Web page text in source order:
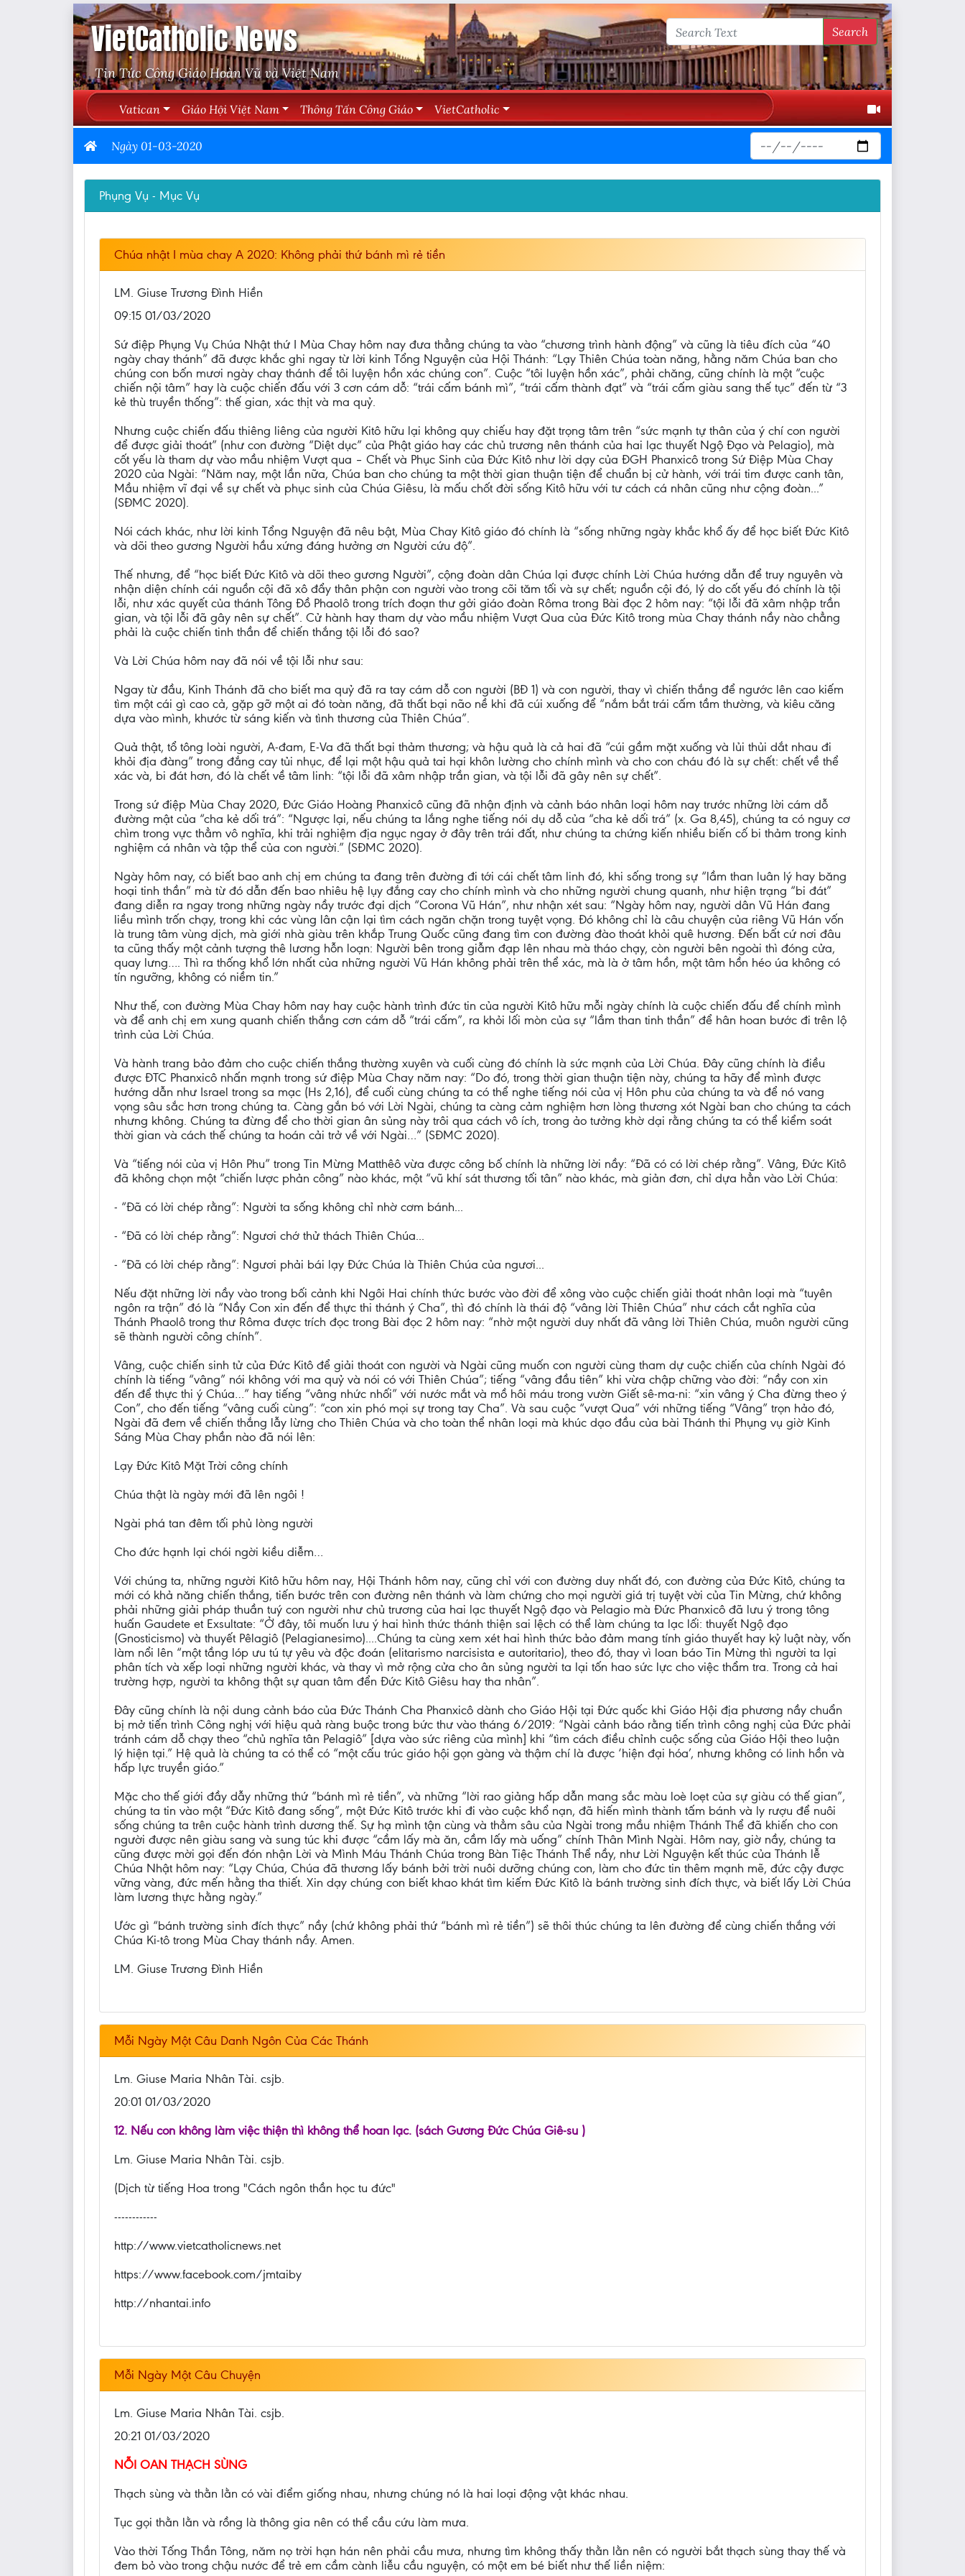
VietCatholic News
Tin Tức Công Giáo Hoàn Vũ và Việt Nam
Search
Vatican Giáo Hội Việt Nam Thông Tấn Công Giáo VietCatholic
Ngày 01-03-2020
Phụng Vụ - Mục Vụ
Chúa nhật I mùa chay A 2020: Không phải thứ bánh mì rẻ tiền
LM. Giuse Trương Đình Hiền
09:15 01/03/2020
Sứ điệp Phụng Vụ Chúa Nhật thứ I Mùa Chay hôm nay đưa thẳng chúng ta vào “chương trình hành động” và cũng là tiêu đích của “40
ngày chay thánh” đã được khắc ghi ngay từ lời kinh Tổng Nguyện của Hội Thánh: “Lạy Thiên Chúa toàn năng, hằng năm Chúa ban cho
chúng con bốn mươi ngày chay thánh để tôi luyện hồn xác chúng con”. Cuộc “tôi luyện hồn xác”, phải chăng, cũng chính là một “cuộc
chiến nội tâm” hay là cuộc chiến đấu với 3 cơn cám dỗ: “trái cấm bánh mì”, “trái cấm thành đạt” và “trái cấm giàu sang thế tục” đến từ “3
kẻ thù truyền thống”: thế gian, xác thịt và ma quỷ.
Nhưng cuộc chiến đấu thiêng liêng của người Kitô hữu lại không quy chiếu hay đặt trọng tâm trên “sức mạnh tự thân của ý chí con người
để được giải thoát” (như con đường “Diệt dục” của Phật giáo hay các chủ trương nên thánh của hai lạc thuyết Ngộ Đạo và Pelagio), mà
cốt yếu là tham dự vào mầu nhiệm Vượt qua – Chết và Phục Sinh của Đức Kitô như lời dạy của ĐGH Phanxicô trong Sứ Điệp Mùa Chay
2020 của Ngài: “Năm nay, một lần nữa, Chúa ban cho chúng ta một thời gian thuận tiện để chuẩn bị cử hành, với trái tim được canh tân,
Mầu nhiệm vĩ đại về sự chết và phục sinh của Chúa Giêsu, là mấu chốt đời sống Kitô hữu với tư cách cá nhân cũng như cộng đoàn...”
(SĐMC 2020).
Nói cách khác, như lời kinh Tổng Nguyện đã nêu bật, Mùa Chay Kitô giáo đó chính là “sống những ngày khắc khổ ấy để học biết Đức Kitô
và dõi theo gương Người hầu xứng đáng hưởng ơn Người cứu độ”.
Thế nhưng, để “học biết Đức Kitô và dõi theo gương Người”, cộng đoàn dân Chúa lại được chính Lời Chúa hướng dẫn để truy nguyên và
nhận diện chính cái nguồn cội đã xô đẩy thân phận con người vào trong cõi tăm tối và sự chết; nguồn cội đó, lý do cốt yếu đó chính là tội
lỗi, như xác quyết của thánh Tông Đồ Phaolô trong trích đoạn thư gởi giáo đoàn Rôma trong Bài đọc 2 hôm nay: “tội lỗi đã xâm nhập trần
gian, và tội lỗi đã gây nên sự chết”. Cử hành hay tham dự vào mầu nhiệm Vượt Qua của Đức Kitô trong mùa Chay thánh nầy nào chẳng
phải là cuộc chiến tinh thần để chiến thắng tội lỗi đó sao?
Và Lời Chúa hôm nay đã nói về tội lỗi như sau:
Ngay từ đầu, Kinh Thánh đã cho biết ma quỷ đã ra tay cám dỗ con người (BĐ 1) và con người, thay vì chiến thắng để ngước lên cao kiếm
tìm một cái gì cao cả, gặp gỡ một ai đó toàn năng, đã thất bại não nề khi đã cúi xuống để “nắm bắt trái cấm tầm thường, và kiêu căng
dựa vào mình, khước từ sáng kiến và tình thương của Thiên Chúa”.
Quả thật, tổ tông loài người, A-đam, E-Va đã thất bại thảm thương; và hậu quả là cả hai đã “cúi gầm mặt xuống và lủi thủi dắt nhau đi
khỏi địa đàng” trong đắng cay tủi nhục, để lại một hậu quả tai hại khôn lường cho chính mình và cho con cháu đó là sự chết: chết về thể
xác và, bi đát hơn, đó là chết về tâm linh: “tội lỗi đã xâm nhập trần gian, và tội lỗi đã gây nên sự chết”.
Trong sứ điệp Mùa Chay 2020, Đức Giáo Hoàng Phanxicô cũng đã nhận định và cảnh báo nhân loại hôm nay trước những lời cám dỗ
đường mật của “cha kẻ dối trá”: “Ngược lại, nếu chúng ta lắng nghe tiếng nói dụ dỗ của “cha kẻ dối trá” (x. Ga 8,45), chúng ta có nguy cơ
chìm trong vực thẳm vô nghĩa, khi trải nghiệm địa ngục ngay ở đây trên trái đất, như chúng ta chứng kiến nhiều biến cố bi thảm trong kinh
nghiệm cá nhân và tập thể của con người.” (SĐMC 2020).
Ngày hôm nay, có biết bao anh chị em chúng ta đang trên đường đi tới cái chết tâm linh đó, khi sống trong sự “lầm than luân lý hay băng
hoại tinh thần” mà từ đó dẫn đến bao nhiêu hệ lụy đắng cay cho chính mình và cho những người chung quanh, như hiện trạng “bi đát”
đang diễn ra ngay trong những ngày nầy trước đại dịch “Corona Vũ Hán”, như nhận xét sau: “Ngày hôm nay, người dân Vũ Hán đang
liều mình trốn chạy, trong khi các vùng lân cận lại tìm cách ngăn chặn trong tuyệt vọng. Đó không chỉ là câu chuyện của riêng Vũ Hán vốn
là trung tâm vùng dịch, mà giới nhà giàu trên khắp Trung Quốc cũng đang tìm con đường đào thoát khỏi quê hương. Đến bất cứ nơi đâu
ta cũng thấy một cảnh tượng thê lương hỗn loạn: Người bên trong giẫm đạp lên nhau mà tháo chạy, còn người bên ngoài thì đóng cửa,
quay lưng…. Thì ra thống khổ lớn nhất của những người Vũ Hán không phải trên thể xác, mà là ở tâm hồn, một tâm hồn héo úa không có
tín ngưỡng, không có niềm tin.”
Như thế, con đường Mùa Chay hôm nay hay cuộc hành trình đức tin của người Kitô hữu mỗi ngày chính là cuộc chiến đấu để chính mình
và để anh chị em xung quanh chiến thắng cơn cám dỗ “trái cấm”, ra khỏi lối mòn của sự “lầm than tinh thần” để hân hoan bước đi trên lộ
trình của Lời Chúa.
Và hành trang bảo đảm cho cuộc chiến thắng thường xuyên và cuối cùng đó chính là sức mạnh của Lời Chúa. Đây cũng chính là điều
được ĐTC Phanxicô nhấn mạnh trong sứ điệp Mùa Chay năm nay: “Do đó, trong thời gian thuận tiện này, chúng ta hãy để mình được
hướng dẫn như Israel trong sa mạc (Hs 2,16), để cuối cùng chúng ta có thể nghe tiếng nói của vị Hôn phu của chúng ta và để nó vang
vọng sâu sắc hơn trong chúng ta. Càng gắn bó với Lời Ngài, chúng ta càng cảm nghiệm hơn lòng thương xót Ngài ban cho chúng ta cách
nhưng không. Chúng ta đừng để cho thời gian ân sủng này trôi qua cách vô ích, trong ảo tưởng khờ dại rằng chúng ta có thể kiểm soát
thời gian và cách thế chúng ta hoán cải trở về với Ngài…” (SĐMC 2020).
Và “tiếng nói của vị Hôn Phu” trong Tin Mừng Matthêô vừa được công bố chính là những lời nầy: “Đã có có lời chép rằng”. Vâng, Đức Kitô
đã không chọn một “chiến lược phản công” nào khác, một “vũ khí sát thương tối tân” nào khác, mà giản đơn, chỉ dựa hẳn vào Lời Chúa:
- “Đã có lời chép rằng”: Người ta sống không chỉ nhờ cơm bánh...
- “Đã có lời chép rằng”: Ngươi chớ thử thách Thiên Chúa...
- “Đã có lời chép rằng”: Ngươi phải bái lạy Đức Chúa là Thiên Chúa của ngươi...
Nếu đặt những lời nầy vào trong bối cảnh khi Ngôi Hai chính thức bước vào đời để xông vào cuộc chiến giải thoát nhân loại mà “tuyên
ngôn ra trận” đó là “Nầy Con xin đến để thực thi thánh ý Cha”, thì đó chính là thái độ “vâng lời Thiên Chúa” như cách cắt nghĩa của
Thánh Phaolô trong thư Rôma được trích đọc trong Bài đọc 2 hôm nay: “nhờ một người duy nhất đã vâng lời Thiên Chúa, muôn người cũng
sẽ thành người công chính”.
Vâng, cuộc chiến sinh tử của Đức Kitô để giải thoát con người và Ngài cũng muốn con người cùng tham dự cuộc chiến của chính Ngài đó
chính là tiếng “vâng” nói không với ma quỷ và nói có với Thiên Chúa”; tiếng “vâng đầu tiên” khi vừa chập chững vào đời: “nầy con xin
đến để thực thi ý Chúa…” hay tiếng “vâng nhức nhối” với nước mắt và mồ hôi máu trong vườn Giết sê-ma-ni: “xin vâng ý Cha đừng theo ý
Con”, cho đến tiếng “vâng cuối cùng”: “con xin phó mọi sự trong tay Cha”. Và sau cuộc “vượt Qua” với những tiếng “Vâng” trọn hảo đó,
Ngài đã đem về chiến thắng lẫy lừng cho Thiên Chúa và cho toàn thể nhân loại mà khúc dạo đầu của bài Thánh thi Phụng vụ giờ Kinh
Sáng Mùa Chay phần nào đã nói lên:
Lạy Đức Kitô Mặt Trời công chính
Chúa thật là ngày mới đã lên ngôi !
Ngài phá tan đêm tối phủ lòng người
Cho đức hạnh lại chói ngời kiều diễm…
Với chúng ta, những người Kitô hữu hôm nay, Hội Thánh hôm nay, cũng chỉ với con đường duy nhất đó, con đường của Đức Kitô, chúng ta
mới có khả năng chiến thắng, tiến bước trên con đường nên thánh và làm chứng cho mọi người giá trị tuyệt vời của Tin Mừng, chứ không
phải những giải pháp thuần tuý con người như chủ trương của hai lạc thuyết Ngộ đạo và Pelagio mà Đức Phanxicô đã lưu ý trong tông
huấn Gaudete et Exsultate: “Ở đây, tôi muốn lưu ý hai hình thức thánh thiện sai lệch có thể làm chúng ta lạc lối: thuyết Ngộ đạo
(Gnosticismo) và thuyết Pêlagiô (Pelagianesimo)....Chúng ta cùng xem xét hai hình thức bảo đảm mang tính giáo thuyết hay kỷ luật này, vốn
làm nổi lên “một tầng lóp ưu tú tự yêu và độc đoán (elitarismo narcisista e autoritario), theo đó, thay vì loan báo Tin Mừng thì người ta lại
phân tích và xếp loại những người khác, và thay vì mở rộng cửa cho ân sủng người ta lại tốn hao sức lực cho việc thẩm tra. Trong cả hai
trường hợp, người ta không thật sự quan tâm đển Đức Kitô Giêsu hay tha nhân”.
Đây cũng chính là nội dung cảnh báo của Đức Thánh Cha Phanxicô dành cho Giáo Hội tại Đức quốc khi Giáo Hội địa phương nầy chuẩn
bị mở tiến trình Công nghị với hiệu quả ràng buộc trong bức thư vào tháng 6/2019: “Ngài cảnh báo rằng tiến trình công nghị của Đức phải
tránh cám dỗ chạy theo “chủ nghĩa tân Pelagiô” [dựa vào sức riêng của mình] khi “tìm cách điều chỉnh cuộc sống của Giáo Hội theo luận
lý hiện tại.” Hệ quả là chúng ta có thể có “một cấu trúc giáo hội gọn gàng và thậm chí là được ‘hiện đại hóa’, nhưng không có linh hồn và
hấp lực truyền giáo.”
Mặc cho thế giới đầy dẫy những thứ “bánh mì rẻ tiền”, và những “lời rao giảng hấp dẫn mang sắc màu loè loẹt của sự giàu có thế gian”,
chúng ta tin vào một “Đức Kitô đang sống”, một Đức Kitô trước khi đi vào cuộc khổ nạn, đã hiến mình thành tấm bánh và ly rượu để nuôi
sống chúng ta trên cuộc hành trình dương thế. Sự hạ mình tận cùng và thẳm sâu của Ngài trong mầu nhiệm Thánh Thể đã khiến cho con
người được nên giàu sang và sung túc khi được “cầm lấy mà ăn, cầm lấy mà uống” chính Thân Mình Ngài. Hôm nay, giờ nầy, chúng ta
cũng được mời gọi đến đón nhận Lời và Mình Máu Thánh Chúa trong Bàn Tiệc Thánh Thể nầy, như Lời Nguyện kết thúc của Thánh lễ
Chúa Nhật hôm nay: “Lạy Chúa, Chúa đã thương lấy bánh bởi trời nuôi dưỡng chúng con, làm cho đức tin thêm mạnh mẽ, đức cậy được
vững vàng, đức mến hằng tha thiết. Xin dạy chúng con biết khao khát tìm kiếm Đức Kitô là bánh trường sinh đích thực, và biết lấy Lời Chúa
làm lương thực hằng ngày.”
Ước gì “bánh trường sinh đích thực” nầy (chứ không phải thứ “bánh mì rẻ tiền”) sẽ thôi thúc chúng ta lên đường để cùng chiến thắng với
Chúa Ki-tô trong Mùa Chay thánh nầy. Amen.
LM. Giuse Trương Đình Hiền
Mỗi Ngày Một Câu Danh Ngôn Của Các Thánh
Lm. Giuse Maria Nhân Tài. csjb.
20:01 01/03/2020
12. Nếu con không làm việc thiện thì không thể hoan lạc. (sách Gương Đức Chúa Giê-su )
Lm. Giuse Maria Nhân Tài. csjb.
(Dịch từ tiếng Hoa trong "Cách ngôn thần học tu đức"
------------
http://www.vietcatholicnews.net
https://www.facebook.com/jmtaiby
http://nhantai.info
Mỗi Ngày Một Câu Chuyện
Lm. Giuse Maria Nhân Tài. csjb.
20:21 01/03/2020
NỖI OAN THẠCH SÙNG
Thạch sùng và thằn lằn có vài điểm giống nhau, nhưng chúng nó là hai loại động vật khác nhau.
Tục gọi thằn lằn và rồng là thông gia nên có thể cầu cứu làm mưa.
Vào thời Tống Thần Tông, năm nọ trời hạn hán nên phải cầu mưa, nhưng tìm không thấy thằn lằn nên có người bắt thạch sùng thay thế và
đem bỏ vào trong chậu nước để trẻ em cầm cành liễu cầu nguyện, có một em bé biết như thế liền niệm: